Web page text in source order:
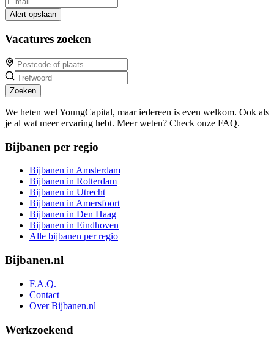
Alert opslaan
Vacatures zoeken
Zoeken
We heten wel YoungCapital, maar iedereen is even welkom. Ook als
je al wat meer ervaring hebt. Meer weten? Check onze FAQ.
Bijbanen per regio
Bijbanen in Amsterdam
Bijbanen in Rotterdam
Bijbanen in Utrecht
Bijbanen in Amersfoort
Bijbanen in Den Haag
Bijbanen in Eindhoven
Alle bijbanen per regio
Bijbanen.nl
F.A.Q.
Contact
Over Bijbanen.nl
Werkzoekend